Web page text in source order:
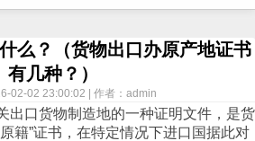
么？（货物出口办原产地证书
有几种？）
02-02 23:00:02 | 作者：admin
口货物制造地的一种证明文件，是货
籍”证书，在特定情况下进口国据此对